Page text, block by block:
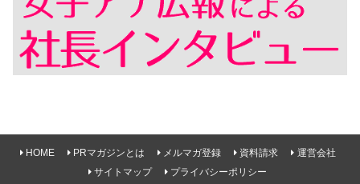
HOME PRマガジンとは メルマガ登録 資料請求
運営会社
サイトマップ
プライバシーポリシー